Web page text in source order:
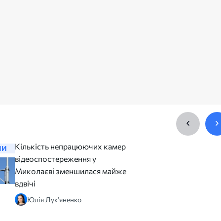
Кількість непрацюючих камер
відеоспостереження у
Миколаєві зменшилася майже
вдвічі
Юлія Лук’яненко